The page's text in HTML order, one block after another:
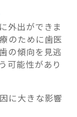
外出ができま
のために歯医
の傾向を見逃
可能性があり
に大きな影響